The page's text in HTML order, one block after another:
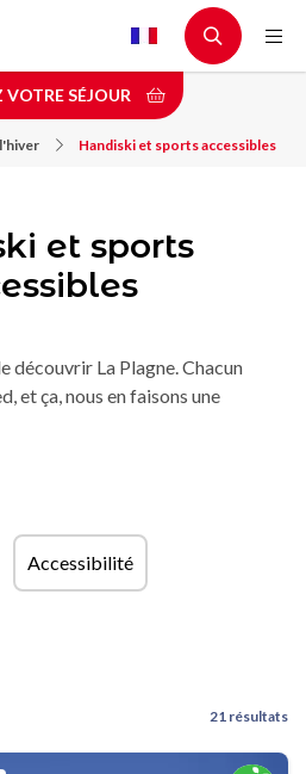
VOTRE SÉJOUR
Handiski et sports accessibles
et sports
découvrir La Plagne. Chacun
et ça, nous en faisons une
Accessibilité
21 résultats